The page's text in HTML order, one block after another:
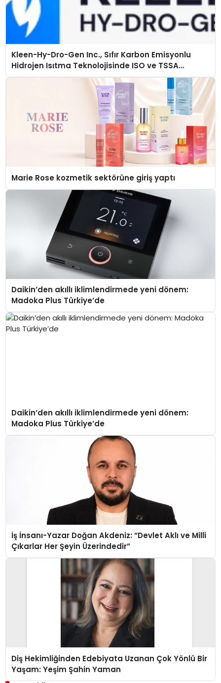
Kleen-Hy-Dro-Gen Inc., Sıfır Karbon Emisyonlu
Hidrojen Isıtma Teknolojisinde ISO ve TSSA
Düzenleyici Onaylarını Aldı
Marie Rose kozmetik sektörüne giriş yaptı
Daikin’den akıllı iklimlendirmede yeni dönem:
Madoka Plus Türkiye’de
Daikin’den akıllı iklimlendirmede yeni dönem:
Madoka Plus Türkiye’de
İş İnsanı-Yazar Doğan Akdeniz: “Devlet Aklı ve Milli
Çıkarlar Her Şeyin Üzerindedir”
Diş Hekimliğinden Edebiyata Uzanan Çok Yönlü Bir
Yaşam: Yeşim Şahin Yaman